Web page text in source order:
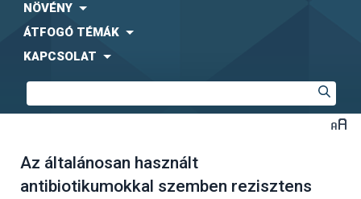
NÖVÉNY
ÁTFOGÓ TÉMÁK
KAPCSOLAT
Az általánosan használt
antibiotikumokkal szemben rezisztens